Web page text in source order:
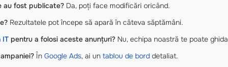
au fost publicate? Da, poți face modificări oricând.
Rezultatele pot începe să apară în câteva săptămâni.
IT pentru a folosi aceste anunțuri? Nu, echipa noastră te poate
În Google Ads, ai un tablou de bord detaliat.